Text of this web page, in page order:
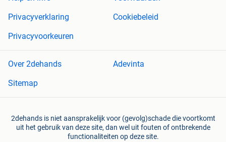
Privacyverklaring
Cookiebeleid
Privacyvoorkeuren
Over 2dehands
Adevinta
Sitemap
2dehands is niet aansprakelijk voor (gevolg)schade die voortkomt
uit het gebruik van deze site, dan wel uit fouten of ontbrekende
functionaliteiten op deze site.